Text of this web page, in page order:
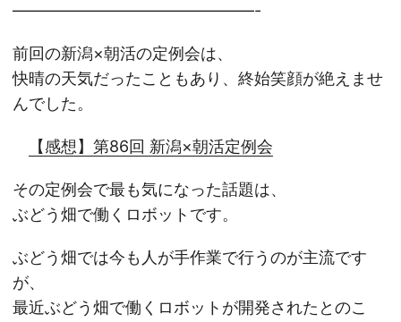
———————————————-
前回の新潟×朝活の定例会は、
快晴の天気だったこともあり、終始笑顔が絶えませ
んでした。
【感想】第86回 新潟×朝活定例会
その定例会で最も気になった話題は、
ぶどう畑で働くロボットです。
ぶどう畑では今も人が手作業で行うのが主流です
が、
最近ぶどう畑で働くロボットが開発されたとのこ